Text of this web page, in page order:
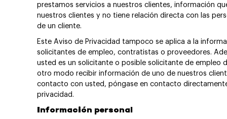
prestamos servicios a nuestros clientes, información
nuestros clientes y no tiene relación directa con las
de un cliente.
Este Aviso de Privacidad tampoco se aplica a la
solicitantes de empleo, contratistas o proveedores.
usted es un solicitante o posible solicitante de empleo
otro modo recibir información de uno de nuestros
contacto con usted, póngase en contacto
privacidad.
Información personal